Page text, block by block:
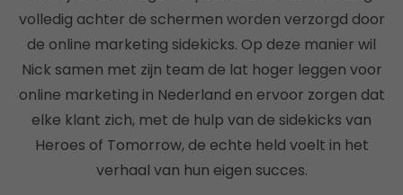
volledig achter de schermen worden verzorgd door
de online marketing sidekicks. Op deze manier wil
Nick samen met zijn team de lat hoger leggen voor
online marketing in Nederland en ervoor zorgen dat
elke klant zich, met de hulp van de sidekicks van
Heroes of Tomorrow, de echte held voelt in het
verhaal van hun eigen succes.